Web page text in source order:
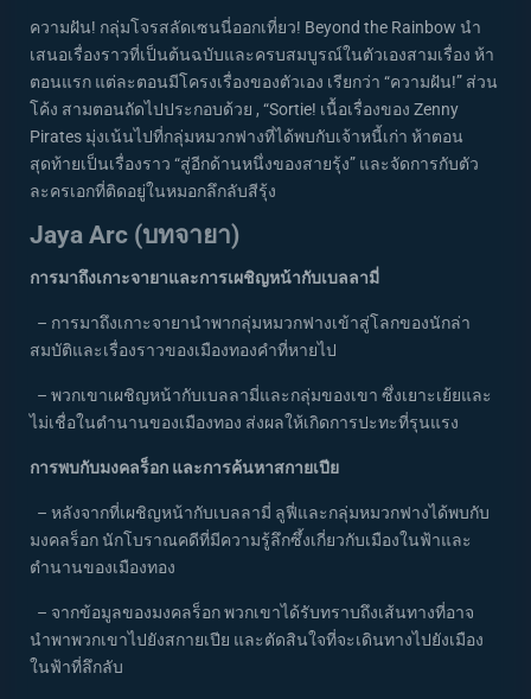
ความฝัน! กลุ่มโจรสลัดเซนนี่ออกเที่ยว! Beyond the Rainbow นำ
เสนอเรื่องราวที่เป็นต้นฉบับและครบสมบูรณ์ในตัวเองสามเรื่อง ห้า
ตอนแรก แต่ละตอนมีโครงเรื่องของตัวเอง เรียกว่า “ความฝัน!” ส่วน
โค้ง สามตอนถัดไปประกอบด้วย , “Sortie! เนื้อเรื่องของ Zenny
Pirates มุ่งเน้นไปที่กลุ่มหมวกฟางที่ได้พบกับเจ้าหนี้เก่า ห้าตอน
สุดท้ายเป็นเรื่องราว “สู่อีกด้านหนึ่งของสายรุ้ง” และจัดการกับตัว
ละครเอกที่ติดอยู่ในหมอกลึกลับสีรุ้ง
Jaya Arc (บทจายา)
การมาถึงเกาะจายาและการเผชิญหน้ากับเบลลามี่
– การมาถึงเกาะจายานำพากลุ่มหมวกฟางเข้าสู่โลกของนักล่า
สมบัติและเรื่องราวของเมืองทองคำที่หายไป
– พวกเขาเผชิญหน้ากับเบลลามี่และกลุ่มของเขา ซึ่งเยาะเย้ยและ
ไม่เชื่อในตำนานของเมืองทอง ส่งผลให้เกิดการปะทะที่รุนแรง
การพบกับมงคลร็อก และการค้นหาสกายเปีย
– หลังจากที่เผชิญหน้ากับเบลลามี่ ลูฟี่และกลุ่มหมวกฟางได้พบกับ
มงคลร็อก นักโบราณคดีที่มีความรู้ลึกซึ้งเกี่ยวกับเมืองในฟ้าและ
ตำนานของเมืองทอง
– จากข้อมูลของมงคลร็อก พวกเขาได้รับทราบถึงเส้นทางที่อาจ
นำพาพวกเขาไปยังสกายเปีย และตัดสินใจที่จะเดินทางไปยังเมือง
ในฟ้าที่ลึกลับ